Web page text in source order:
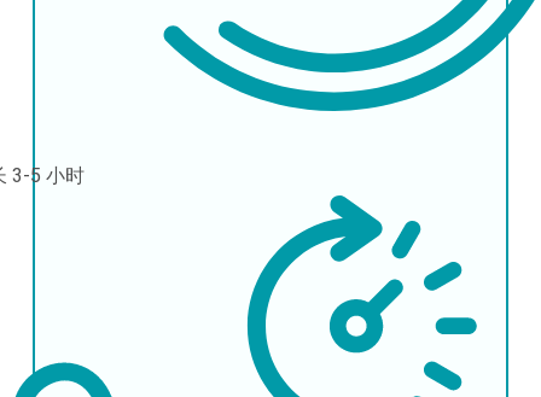
3-5 小时